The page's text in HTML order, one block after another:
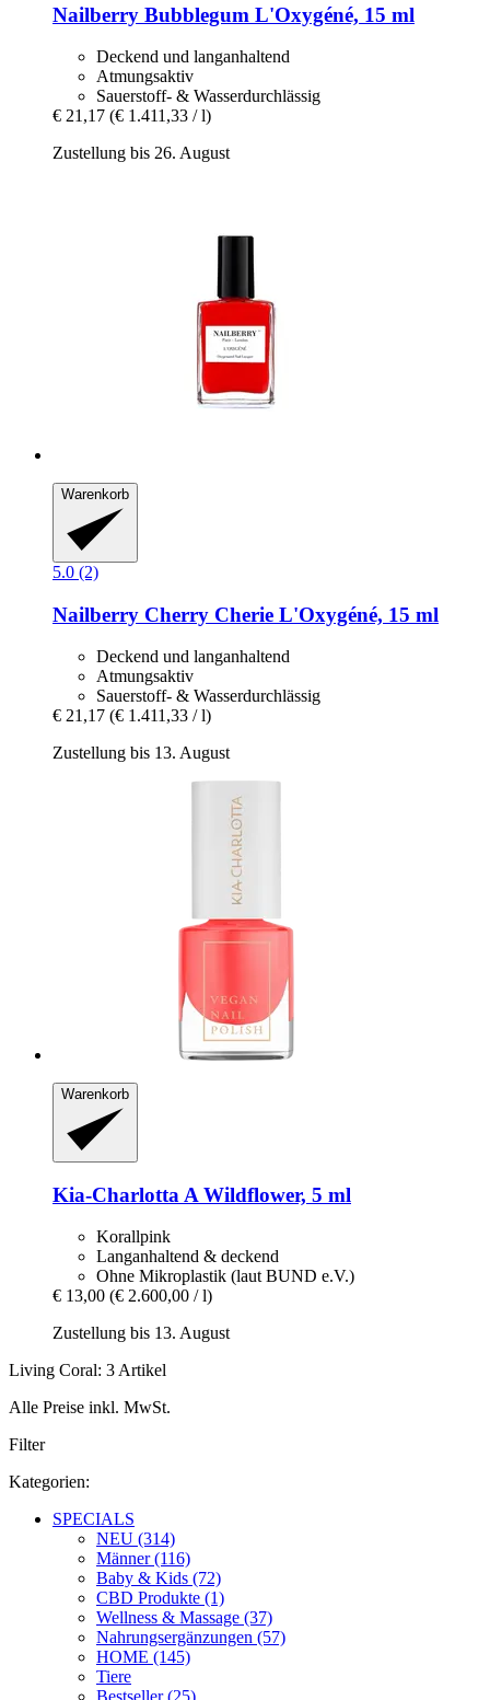
Nailberry Bubblegum L'Oxygéné, 15 ml
Deckend und langanhaltend
Atmungsaktiv
Sauerstoff- & Wasserdurchlässig
€ 21,17 (€ 1.411,33 / l)
Zustellung bis 26. August
Warenkorb
5.0 (2)
Nailberry Cherry Cherie L'Oxygéné, 15 ml
Deckend und langanhaltend
Atmungsaktiv
Sauerstoff- & Wasserdurchlässig
€ 21,17 (€ 1.411,33 / l)
Zustellung bis 13. August
Warenkorb
Kia-Charlotta A Wildflower, 5 ml
Korallpink
Langanhaltend & deckend
Ohne Mikroplastik (laut BUND e.V.)
€ 13,00 (€ 2.600,00 / l)
Zustellung bis 13. August
Living Coral: 3 Artikel
Alle Preise inkl. MwSt.
Filter
Kategorien:
SPECIALS
NEU (314)
Männer (116)
Baby & Kids (72)
CBD Produkte (1)
Wellness & Massage (37)
Nahrungsergänzungen (57)
HOME (145)
Tiere